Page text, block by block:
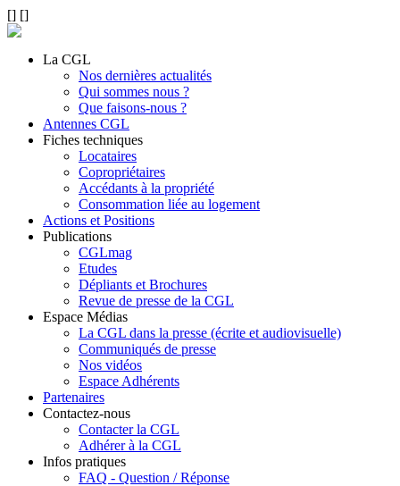
[] []
La CGL
Nos dernières actualités
Qui sommes nous ?
Que faisons-nous ?
Antennes CGL
Fiches techniques
Locataires
Copropriétaires
Accédants à la propriété
Consommation liée au logement
Actions et Positions
Publications
CGLmag
Etudes
Dépliants et Brochures
Revue de presse de la CGL
Espace Médias
La CGL dans la presse (écrite et audiovisuelle)
Communiqués de presse
Nos vidéos
Espace Adhérents
Partenaires
Contactez-nous
Contacter la CGL
Adhérer à la CGL
Infos pratiques
FAQ - Question / Réponse